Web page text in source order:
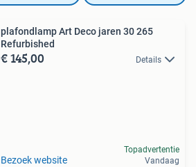
plafondlamp Art Deco jaren 30 265
Refurbished
€ 145,00 Details
Bezoek website
Topadvertentie
Vandaag